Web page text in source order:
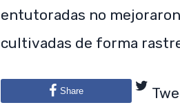
entutoradas no
cultivadas de forma
Share